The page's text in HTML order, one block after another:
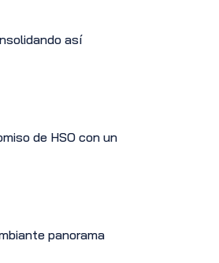
así
de HSO con un
panorama